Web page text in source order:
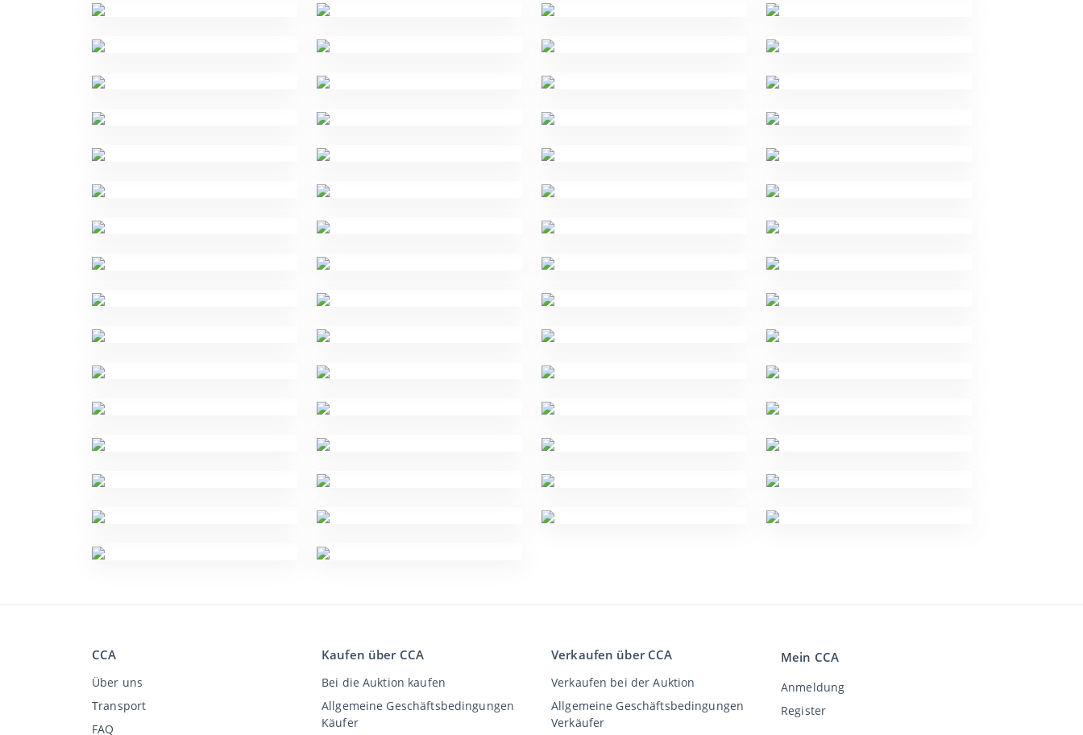
CCA
Über uns
Transport
FAQ
Kaufen über CCA
Bei die Auktion kaufen
Allgemeine Geschäftsbedingungen
Käufer
Verkaufen über CCA
Verkaufen bei der Auktion
Allgemeine Geschäftsbedingungen
Verkäufer
Mein CCA
Anmeldung
Register